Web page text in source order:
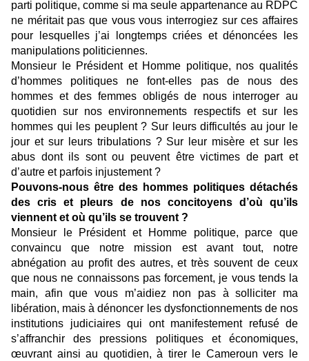
parti politique, comme si ma seule appartenance au RDPC
ne méritait pas que vous vous interrogiez sur ces affaires
pour lesquelles j’ai longtemps criées et dénoncées les
manipulations politiciennes.
Monsieur le Président et Homme politique, nos qualités
d’hommes politiques ne font-elles pas de nous des
hommes et des femmes obligés de nous interroger au
quotidien sur nos environnements respectifs et sur les
hommes qui les peuplent ? Sur leurs difficultés au jour le
jour et sur leurs tribulations ? Sur leur misère et sur les
abus dont ils sont ou peuvent être victimes de part et
d’autre et parfois injustement ?
Pouvons-nous être des hommes politiques détachés
des cris et pleurs de nos concitoyens d’où qu’ils
viennent et où qu’ils se trouvent ?
Monsieur le Président et Homme politique, parce que
convaincu que notre mission est avant tout, notre
abnégation au profit des autres, et très souvent de ceux
que nous ne connaissons pas forcement, je vous tends la
main, afin que vous m’aidiez non pas à solliciter ma
libération, mais à dénoncer les dysfonctionnements de nos
institutions judiciaires qui ont manifestement refusé de
s’affranchir des pressions politiques et économiques,
œuvrant ainsi au quotidien, à tirer le Cameroun vers le